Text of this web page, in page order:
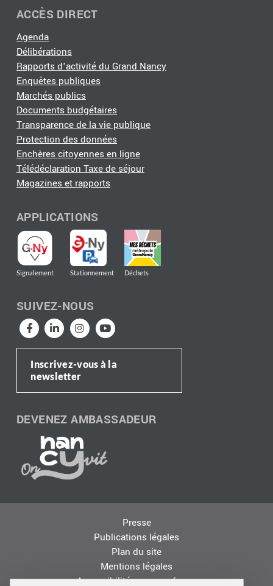
ACCÈS DIRECT
Agenda
Délibérations
Rapports d'activité du Grand Nancy
Enquêtes publiques
Marchés publics
Documents budgétaires
Transparence de la vie publique
Protection des données
Enchères citoyennes en ligne
Télédéclaration Taxe de séjour
Magazines et rapports
APPLICATIONS
Signalement Stationnement Déchets
SUIVEZ-NOUS
Inscrivez-vous à la
newsletter
DEVENEZ AMBASSADEUR
Presse
Publications légales
Plan du site
Mentions légales
Accessibilité : non conforme